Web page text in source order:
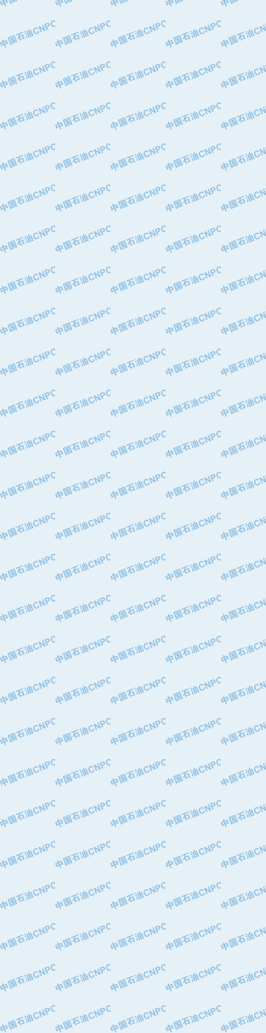
·重庆川东阀门制造有限公司
·三明高中压阀门有限公司
·宁波永泰塑料机械有限公司宁波高压
·美国钻采系统（上海）有限公司
·上海人民企业集团有限公司
·西安巨力石油技术有限责任公司
·苏州兰炼富士仪表有限公司
·青岛汉缆股份有限公司
·厦门市榕兴新世纪石油设备制造有限
·大港油田集团中成机械制造有限公司
·承德司达石油装备开发公司
·四川明星电缆有限公司
·中国石油大庆石油化工总厂
·中国石油化工股份有限公司催化剂长
·北京长空工业有限公司
·托肯恒山科技（广州）有限公司
·北京德泰联华科技发展有限公司
·陕西爱瑞德控制工程有限公司
·成都皖东仪表电缆成套系统有限公司
·成都中寰机电设备有限公司
·河北保定天威集团特变电气有限公司
·中国石油抚顺石化公司
·中国石油辽阳石油化纤公司
·托肯恒山科技（广州）有限公司
·中国石油兰州石油化工公司
·大庆油田飞马有限公司
·大庆油田有限责任公司
·中国石油华北油田公司
·中国石油锦西石化分公司
·天津钢管集团股份有限公司
·深圳市肯多斯实业发展有限公司
·瓦卢瑞克.曼内斯曼石油专用管（德
·无锡西姆莱斯石油专用管制造有限公
·太原钢铁(集团)有限公司
·马鞍山钢铁股份有限公司